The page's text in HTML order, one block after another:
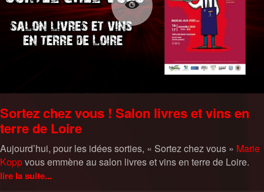
Sortez chez vous ! Salon livres et vins en
terre de Loire
Aujourd’hui, pour les idées sorties, « Sortez chez vous » Marie
Koppvous emmène au salon livres et vins en terre de Loire.
lire la suite...